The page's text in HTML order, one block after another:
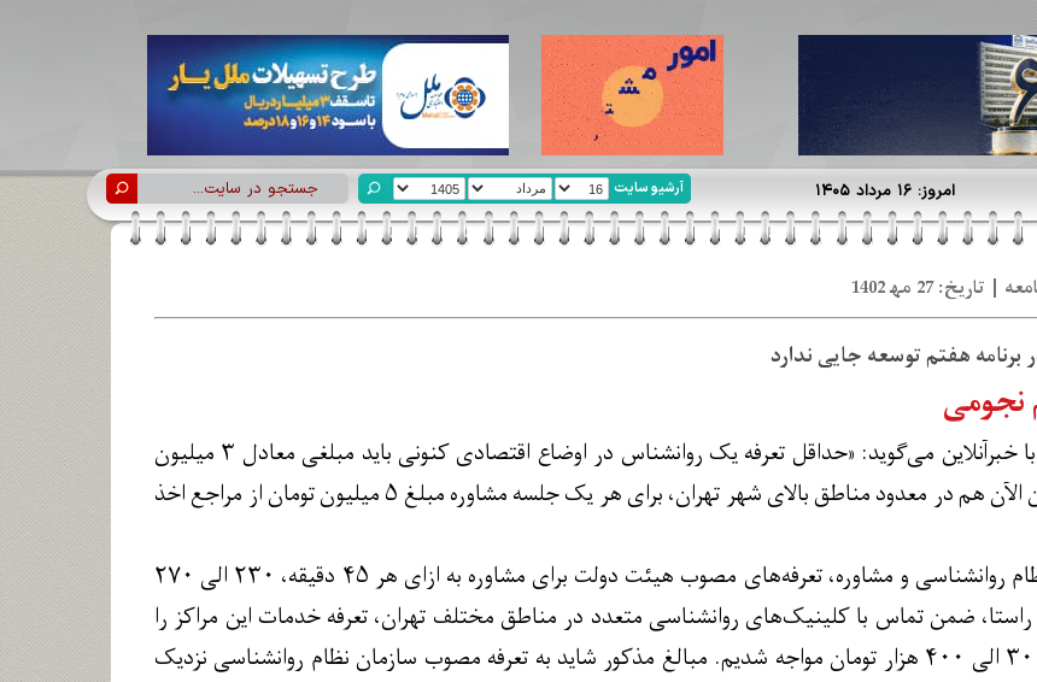
آرشیو سایت امروز: ۱۶ مرداد ۱۴۰۵
هفتم توسعه جایی ندارد
نجومی
یک روانشناس در گفت‌وگو با خبرآنلاین می‌گوید: «حداقل تعرفه یک روانشناس در اوضاع اقتصادی کنونی باید مبلغی معادل ۳ میلیون
تومان باشد، کما اینکه همین الآن هم در معدود مناطق بالای شهر تهران، برای هر یک جلسه مشاوره مبلغ ۵ میلیون تومان از مراجع اخذ
طبق اعلام رئیس سازمان نظام روانشناسی و مشاوره، تعرفه‌های مصوب هیئت دولت برای مشاوره به ازای هر ۴۵ دقیقه، ۲۳۰ الی ۲۷۰
ضمن تماس با کلینیک‌های روانشناسی متعدد در مناطق مختلف تهران، تعرفه خدمات این مراکز را
جویا شده و با نرخ قیمتی ۳۰۰ الی ۴۰۰ هزار تومان مواجه شدیم. مبالغ مذکور شاید به تعرفه مصوب سازمان نظام روانشناسی نزدیک